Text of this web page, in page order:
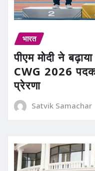
भारत
पीएम मोदी ने
CWG 2026
प्रेरणा
Satvik Samachar